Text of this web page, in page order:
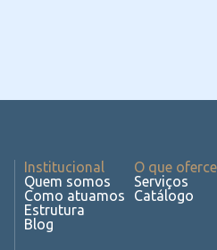
Institucional
Quem somos
Como atuamos
Estrutura
Blog
O que
Serviços
Catálogo